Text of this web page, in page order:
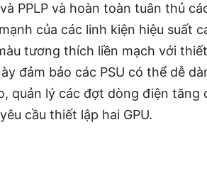
PPLP và hoàn toàn tuân thủ
của các linh kiện hiệu suất
tương thích liền mạch với
đảm bảo các PSU có thể dễ
quản lý các đợt dòng điện
cầu thiết lập hai GPU.